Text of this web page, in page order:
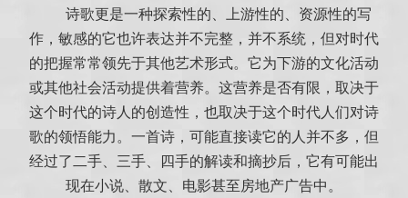
诗歌更是一种探索性的、上游性的、资源性的写
作，敏感的它也许表达并不完整，并不系统，但对时代
的把握常常领先于其他艺术形式。它为下游的文化活动
或其他社会活动提供着营养。这营养是否有限，取决于
这个时代的诗人的创造性，也取决于这个时代人们对诗
歌的领悟能力。一首诗，可能直接读它的人并不多，但
经过了二手、三手、四手的解读和摘抄后，它有可能出
现在小说、散文、电影甚至房地产广告中。